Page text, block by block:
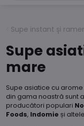
Supe instant și
Supe
mare
Supe asiatice cu
din gama noastră sunt
producători populari
Foods, Indomie și